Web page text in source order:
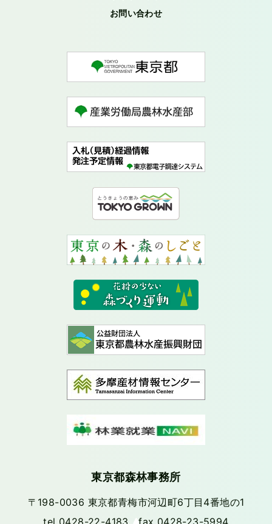
お問い合わせ
東京都森林事務所
〒198-0036 東京都青梅市河辺町6丁目4番地の1
tel 0428-22-4183 fax 0428-23-5994